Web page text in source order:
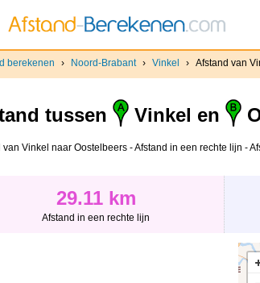
berekenen › Noord-Brabant › Vinkel › Afstand van
tussen Vinkel en
van Vinkel naar Oostelbeers - Afstand in een rechte lijn -
29.11 km
Afstand in een rechte lijn